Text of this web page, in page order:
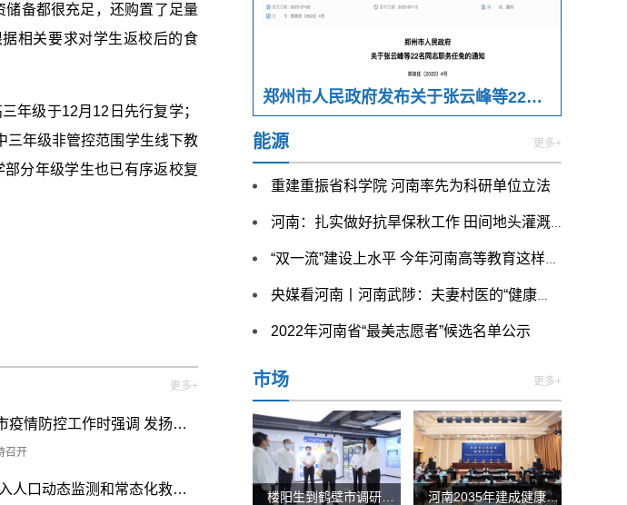
储备都很充足，还购置了足量
相关要求对学生返校后的食
年级于12月12日先行复学；
三年级非管控范围学生线下教
分年级学生也已有序返校复
更多+
楼阳生在视频调度郑州市疫情防控工作时强调 发扬斗争
召开
河南出台意见 加强低收入人口动态监测和常态化救助帮扶
郑州市人民政府发布关于张云峰等22名同志职务任免的通知
能源 更多+
重建重振省科学院 河南率先为科研单位立法
河南：扎实做好抗旱保秋工作 田间地头灌溉忙
“双一流”建设上水平 今年河南高等教育这样发力
央媒看河南丨河南武陟：夫妻村医的“健康夜校”
2022年河南省“最美志愿者”候选名单公示
市场 更多+
河南2035年建成健康中原 人均预期寿命达到80岁